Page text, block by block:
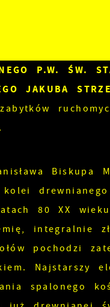
P.W. ŚW.
JAKUBA
Biskupa
80 XX
integralnie
pochodzi
Najstarszy
spalonego